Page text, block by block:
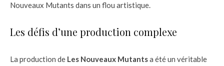
Nouveaux Mutants dans un flou artistique.
Les défis d’une production complexe
La production de Les Nouveaux Mutantsa été un véritable